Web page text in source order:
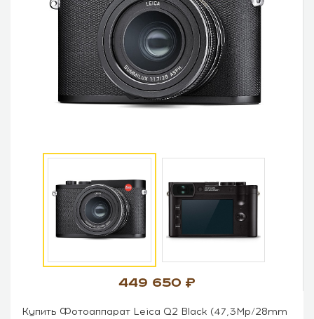
449 650
Купить Фотоаппарат Leica Q2 Black (47,3Mp/28mm